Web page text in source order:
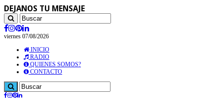
DEJANOS TU MENSAJE
viernes 07/08/2026
INICIO
RADIO
QUIENES SOMOS?
CONTACTO